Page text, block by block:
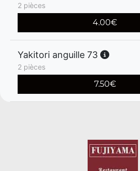
2 pièces
4.00€
Yakitori anguille 73
2 pièces
7.50€